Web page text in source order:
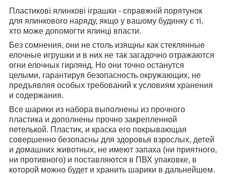
Пластикові ялинкові іграшки - справжній порятунок
для ялинкового наряду, якщо у вашому будинку є ті,
хто може допомогти ялинці впасти.
Без сомнения, они не столь изящны как стеклянные
елочные игрушки и в них не так загадочно отражаются
огни елочных гирлянд. Но они точно останутся
целыми, гарантируя безопасность окружающих, не
предъявляя особых требований к условиям хранения
и содержания.
Все шарики из набора выполнены из прочного
пластика и дополнены прочно закрепленной
петелькой. Пластик, и краска его покрывающая
совершенно безопасны для здоровья взрослых, детей
и домашних животных, не имеют запаха (ни приятного,
ни противного) и поставляются в ПВХ упаковке, в
которой можно будет и хранить шарики в дальнейшем.